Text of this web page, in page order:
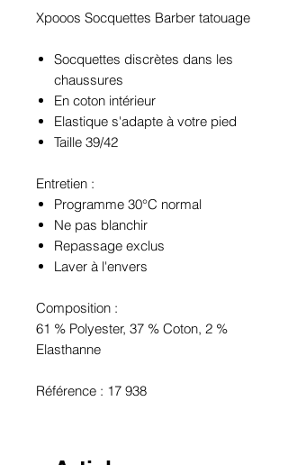
Xpooos Socquettes Barber tatouage
Socquettes discrètes dans les
chaussures
En coton intérieur
Elastique s'adapte à votre pied
Taille 39/42
Entretien :
Programme 30°C normal
Ne pas blanchir
Repassage exclus
Laver à l'envers
Composition :
61 % Polyester, 37 % Coton, 2 %
Elasthanne
Référence : 17 938